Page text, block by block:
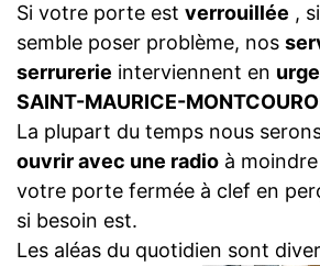
Si votre porte est verrouillée ,
semble poser problème, nos
serrurerie interviennent en
SAINT-MAURICE-
La plupart du temps nous
ouvrir avec une radio à
votre porte fermée à clef en
si besoin est.
Les aléas du quotidien sont